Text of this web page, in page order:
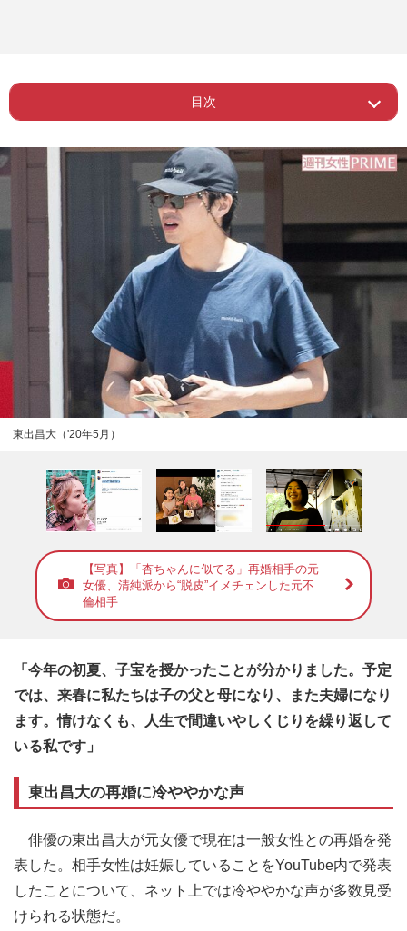
目次
Page 1 ー 東出昌大の再婚に冷ややかな声
Page 2 ー 唐田えりかに同情する投稿も
東出昌大（'20年5月）
【写真】「杏ちゃんに似てる」再婚相手の元
女優、清純派から“脱皮”イメチェンした元不
倫相手
「今年の初夏、子宝を授かったことが分かりました。予定
では、来春に私たちは子の父と母になり、また夫婦になり
ます。情けなくも、人生で間違いやしくじりを繰り返して
いる私です」
東出昌大の再婚に冷ややかな声
俳優の東出昌大が元女優で現在は一般女性との再婚を発
表した。相手女性は妊娠していることをYouTube内で発表
したことについて、ネット上では冷ややかな声が多数見受
けられる状態だ。